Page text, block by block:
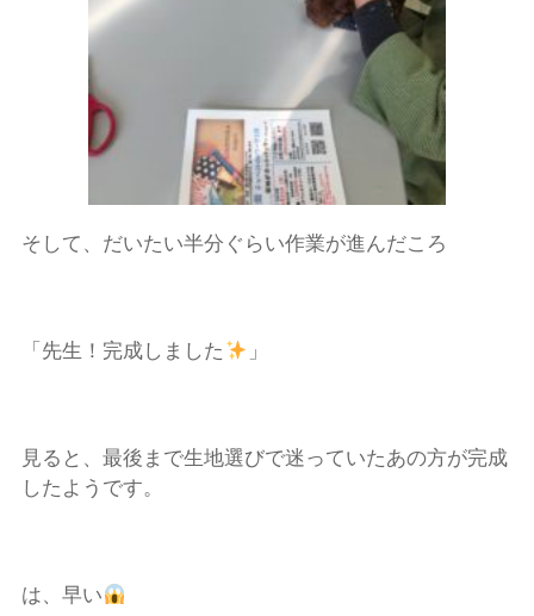
そして、だいたい半分ぐらい作業が進んだころ
「先生！完成しました 」
見ると、最後まで生地選びで迷っていたあの方が完成
したようです。
は、早い